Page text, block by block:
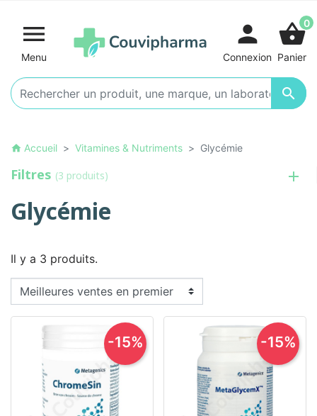

Menu

person
Connexion
shopping_basket0
Panier
home Accueil Vitamines & Nutriments Glycémie
Filtres (3 produits)
Glycémie
Il y a 3 produits.
-15% -15%